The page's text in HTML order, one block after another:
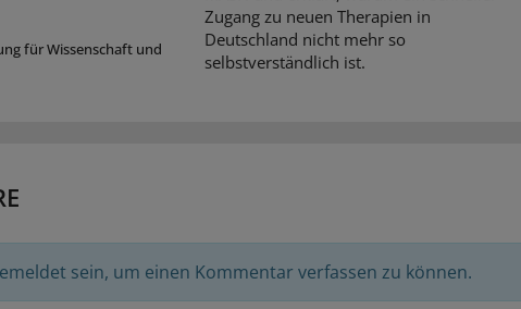
für Wissenschaft und
Zugang zu neuen Therapien in
Deutschland nicht mehr so
selbstverständlich ist.
sein, um einen Kommentar verfassen zu können.